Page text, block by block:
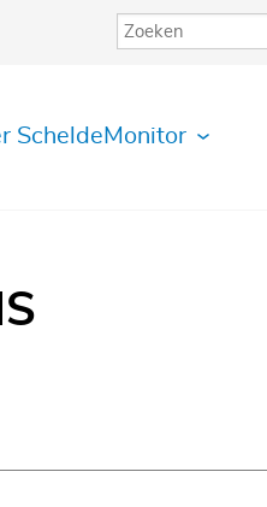
ScheldeMonitor